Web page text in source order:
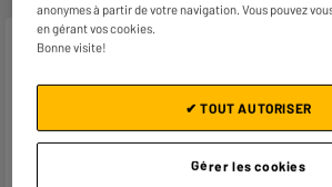
Caractéristiques
Usage Sols durs
Puissance Aspiration (Airwatt) 56
anonymes à partir de votre navigation. Vous pouvez
en gérant vos cookies.
Bonne visite!
Gérer les cookies
✔ TOUT AUTORISER